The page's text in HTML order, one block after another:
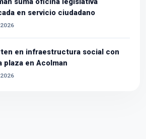
en servicio ciudadano
en infraestructura social con
plaza en Acolman